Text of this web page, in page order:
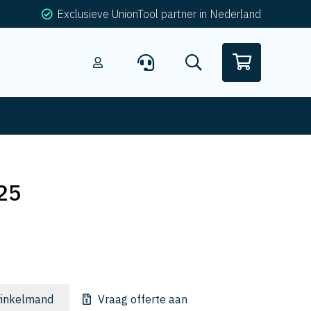
Exclusieve UnionTool partner in Nederland
Vraag offerte aan